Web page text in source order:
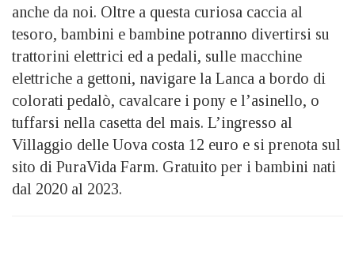
anche da noi. Oltre a questa curiosa caccia al
tesoro, bambini e bambine potranno divertirsi su
trattorini elettrici ed a pedali, sulle macchine
elettriche a gettoni, navigare la Lanca a bordo di
colorati pedalò, cavalcare i pony e l’asinello, o
tuffarsi nella casetta del mais. L’ingresso al
Villaggio delle Uova costa 12 euro e si prenota sul
sito di PuraVida Farm. Gratuito per i bambini nati
dal 2020 al 2023.